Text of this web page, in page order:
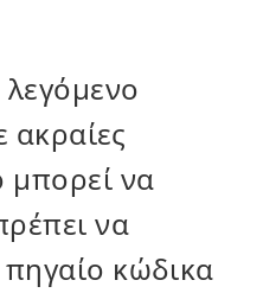
ακραίες
μπορεί να
να
κώδικα